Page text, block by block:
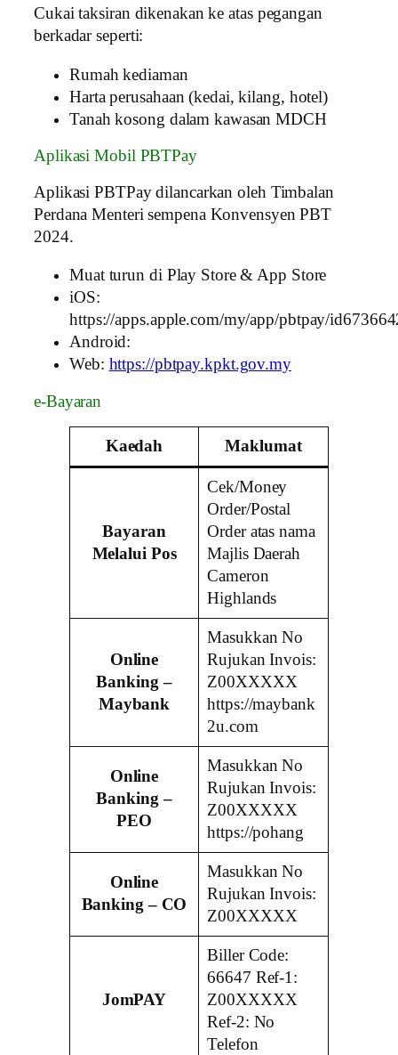
Cukai taksiran dikenakan ke atas pegangan
berkadar seperti:
Rumah kediaman
Harta perusahaan (kedai, kilang, hotel)
Tanah kosong dalam kawasan MDCH
Aplikasi Mobil PBTPay
Aplikasi PBTPay dilancarkan oleh Timbalan
Perdana Menteri sempena Konvensyen PBT
2024.
Muat turun di Play Store & App Store
iOS:
https://apps.apple.com/my/app/pbtpay/
Android:
Web: https://pbtpay.kpkt.gov.my
e-Bayaran
Kaedah Maklumat
Bayaran
Melalui Pos
Cek/Money
Order/Postal
Order atas nama
Majlis Daerah
Cameron
Highlands
Online
Banking –
Maybank
Masukkan No
Rujukan Invois:
Z00XXXXX
https://maybank
2u.com
Online
Banking –
PEO
Masukkan No
Rujukan Invois:
Z00XXXXX
https://pohang
Online
Banking – CO
Masukkan No
Rujukan Invois:
Z00XXXXX
JomPAY
Biller Code:
66647 Ref-1:
Z00XXXXX
Ref-2: No
Telefon